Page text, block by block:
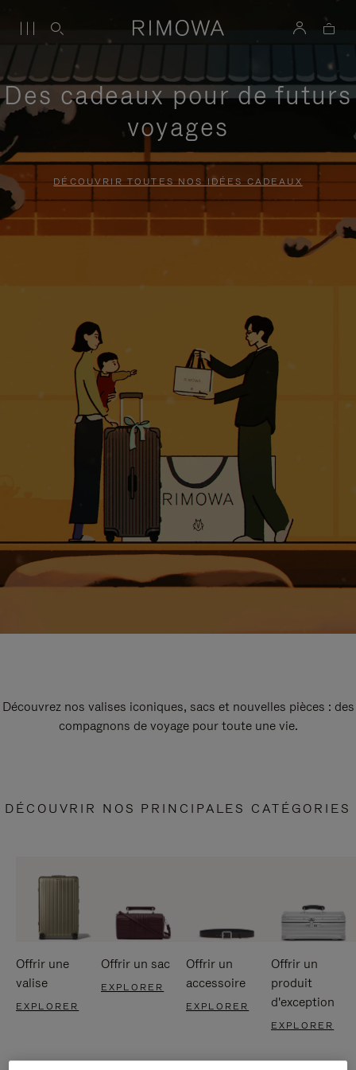
Des cadeaux pour de futurs
voyages
DÉCOUVRIR TOUTES NOS IDÉES CADEAUX
Découvrez nos valises iconiques, sacs et nouvelles pièces : des
compagnons de voyage pour toute une vie.
DÉCOUVRIR NOS PRINCIPALES CATÉGORIES
Offrir une
valise
EXPLORER
Offrir un sac
EXPLORER
Offrir un
accessoire
EXPLORER
Offrir un
produit
d'exception
EXPLORER